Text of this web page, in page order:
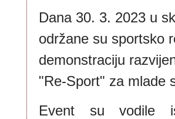
Dana 30. 3. 2023 u
održane su sportsko
demonstraciju
"Re-Sport" za mlade
Event su vodile